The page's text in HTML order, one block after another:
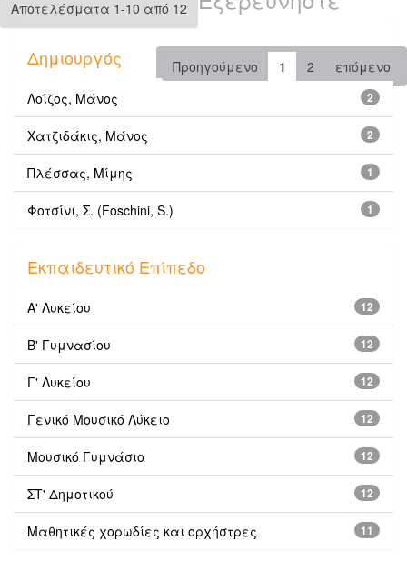
Αποτελέσματα 1-10 από 12
Προηγούμενο 1 2 επόμενο
Δημιουργός
2
Λοΐζος, Μάνος
2
Χατζιδάκις, Μάνος
1
Πλέσσας, Μίμης
1
Φοτσίνι, Σ. (Foschini, S.)
Εκπαιδευτικό Επίπεδο
12
Α' Λυκείου
12
Β' Γυμνασίου
12
Γ' Λυκείου
12
Γενικό Μουσικό Λύκειο
12
Μουσικό Γυμνάσιο
12
ΣΤ' Δημοτικού
11
Μαθητικές χορωδίες και ορχήστρες